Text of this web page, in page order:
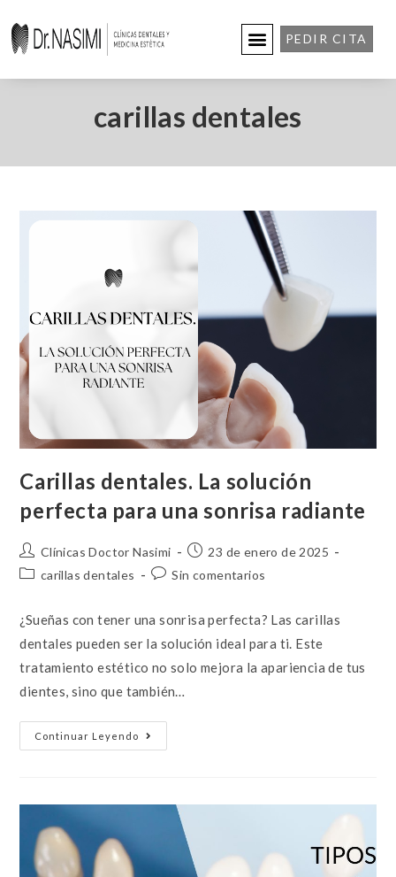
PEDIR CITA
carillas dentales
Carillas dentales. La solución
perfecta para una sonrisa radiante
Clínicas Doctor Nasimi
23 de enero de 2025
carillas dentales
Sin comentarios
¿Sueñas con tener una sonrisa perfecta? Las carillas
dentales pueden ser la solución ideal para ti. Este
tratamiento estético no solo mejora la apariencia de tus
dientes, sino que también…
Continuar Leyendo